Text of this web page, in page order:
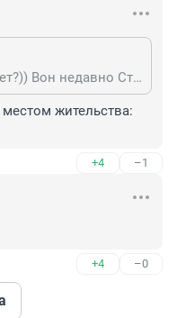
А у вас таких пассажиров нет?)) Вон недавно Стармеру двое ваших таких же дом спалили))
жительства:
+4 –1
+4 –0